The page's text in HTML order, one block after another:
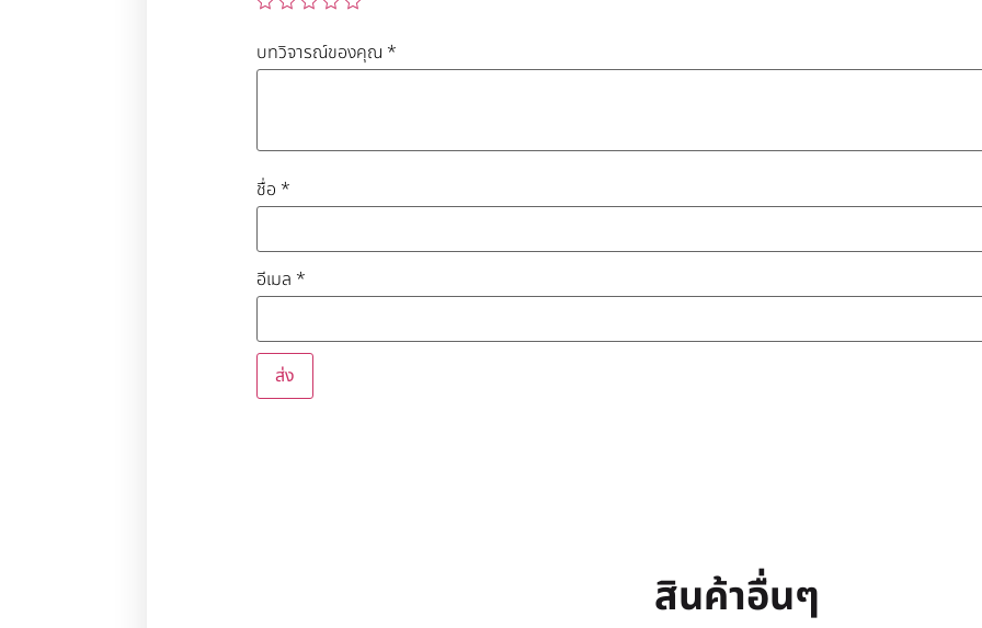
บทวิจารณ์ของคุณ *
ชื่อ *
อีเมล *
สินค้าอื่นๆ